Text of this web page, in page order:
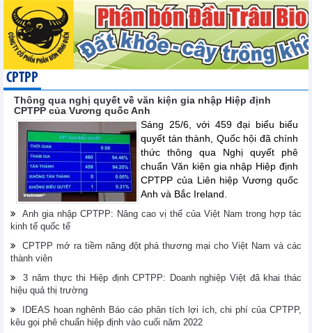
CPTPP
Thông qua nghị quyết về văn kiện gia nhập Hiệp định
CPTPP của Vương quốc Anh
Sáng 25/6, với 459 đại biểu biểu
quyết tán thành, Quốc hội đã chính
thức thông qua Nghị quyết phê
chuẩn Văn kiện gia nhập Hiệp định
CPTPP của Liên hiệp Vương quốc
Anh và Bắc Ireland.
Anh gia nhập CPTPP: Nâng cao vị thế của Việt Nam trong hợp tác
kinh tế quốc tế
CPTPP mở ra tiềm năng đột phá thương mại cho Việt Nam và các
thành viên
3 năm thực thi Hiệp định CPTPP: Doanh nghiệp Việt đã khai thác
hiệu quả thị trường
IDEAS hoan nghênh Báo cáo phân tích lợi ích, chi phí của CPTPP,
kêu gọi phê chuẩn hiệp định vào cuối năm 2022